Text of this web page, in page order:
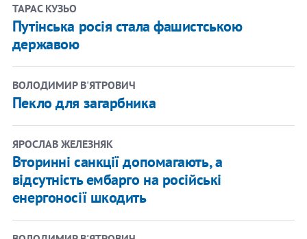
ТАРАС КУЗЬО
Путінська росія стала фашистською
державою
ВОЛОДИМИР В'ЯТРОВИЧ
Пекло для загарбника
ЯРОСЛАВ ЖЕЛЕЗНЯК
Вторинні санкції допомагають, а
відсутність ембарго на російські
енергоносії шкодить